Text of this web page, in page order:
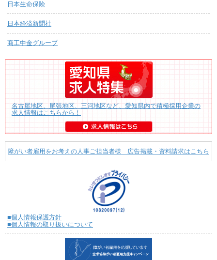
日本生命保険
日本経済新聞社
商工中金グループ
名古屋地区、尾張地区、三河地区など、愛知県内で積極採用企業の
求人情報はこちらから！
障がい者雇用をお考えの人事ご担当者様 広告掲載・資料請求はこちら
■個人情報保護方針
■個人情報の取り扱いについて